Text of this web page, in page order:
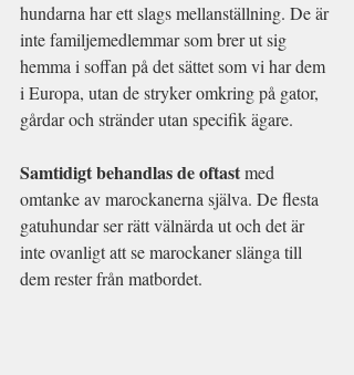
hundarna har ett slags mellanställning. De är
inte familjemedlemmar som brer ut sig
hemma i soffan på det sättet som vi har dem
i Europa, utan de stryker omkring på gator,
gårdar och stränder utan specifik ägare.
Samtidigt behandlas de oftast med
omtanke av marockanerna själva. De flesta
gatuhundar ser rätt välnärda ut och det är
inte ovanligt att se marockaner slänga till
dem rester från matbordet.